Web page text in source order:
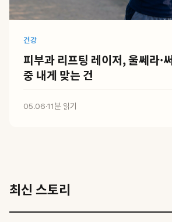
건강
피부과 리프팅 레이저, 울쎄라·
중 내게 맞는 건
05.06·11분 읽기
최신 스토리